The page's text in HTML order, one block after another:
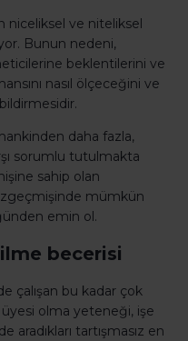
niceliksel ve niteliksel
Bunun nedeni,
beklentilerini ve
nasıl ölçeceğini ve
daha fazla,
sorumlu tutulmakta
sahip olan
mümkün
emin ol.
becerisi
çalışan bu kadar çok
olma yeteneği, işe
tartışmasız en